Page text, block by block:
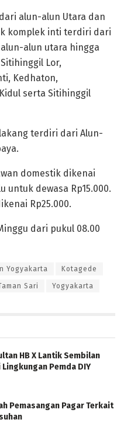
alun-alun Utara dan
komplek inti terdiri dari
alun utara hingga
Lor,
Kedhaton,
serta Sitihinggil
terdiri dari Alun-
domestik dikenai
untuk dewasa Rp15.000.
Rp25.000.
dari pukul 08.00
Yogyakarta Kotagede
Sari Yogyakarta
HB X Lantik Sembilan
Pemda DIY
Pemasangan Pagar Terkait